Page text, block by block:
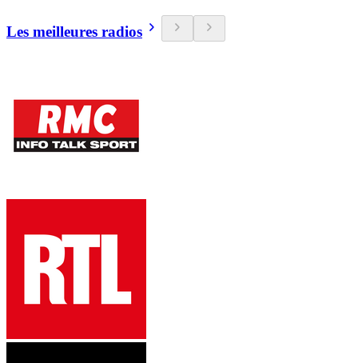
Les meilleures radios